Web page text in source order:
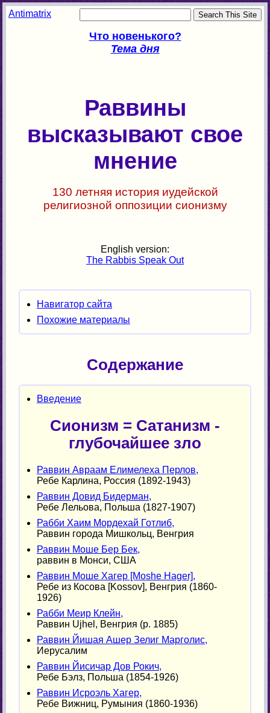
Antimatrix
Что новенького?
Тема дня
Раввины
высказывают свое
мнение
130 летняя история иудейской
религиозной оппозиции сионизму
English version:
The Rabbis Speak Out
Навигатор сайта
Похожие материалы
Содержание
Введение
Сионизм = Сатанизм -
глубочайшее зло
Раввин Авраам Елимелеха Перлов,
Ребе Карлина, Россия (1892-1943)
Раввин Довид Бидерман,
Ребе Лельова, Польша (1827-1907)
Рабби Хаим Мордехай Готлиб,
Раввин города Мишкольц, Венгрия
Раввин Моше Бер Бек,
раввин в Монси, США
Раввин Моше Хагер [Moshe Hager],
Ребе из Косова [Kossov], Венгрия (1860-
1926)
Рабби Меир Клейн,
Раввин Ujhel, Венгрия (р. 1885)
Раввин Йишая Ашер Зелиг Марголис,
Иерусалим
Раввин Йисичар Дов Рокич,
Ребе Бэлз, Польша (1854-1926)
Раввин Исроэль Хагер,
Ребе Вижниц, Румыния (1860-1936)